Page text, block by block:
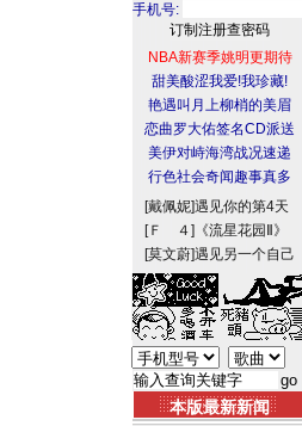
手机号:
NBA新赛季姚明更期待
甜美酸涩我爱!我珍藏!
艳遇叫月上柳梢的美眉
恋曲罗大佑签名CD派送
美伊对峙海湾战况速递
行色社会奇闻趣事真多
[戴佩妮]遇见你的第4天
[Ｆ ４] 《流星花园Ⅱ》
[莫文蔚]遇见另一个自己
本版最新新闻